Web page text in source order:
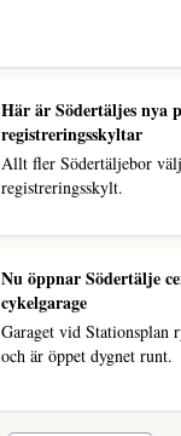
Här är Södertäljes nya
registreringsskyltar
Allt fler Södertäljebor
registreringsskylt.
Nu öppnar Södertälje
cykelgarage
Garaget vid Stationsplan
och är öppet dygnet runt.